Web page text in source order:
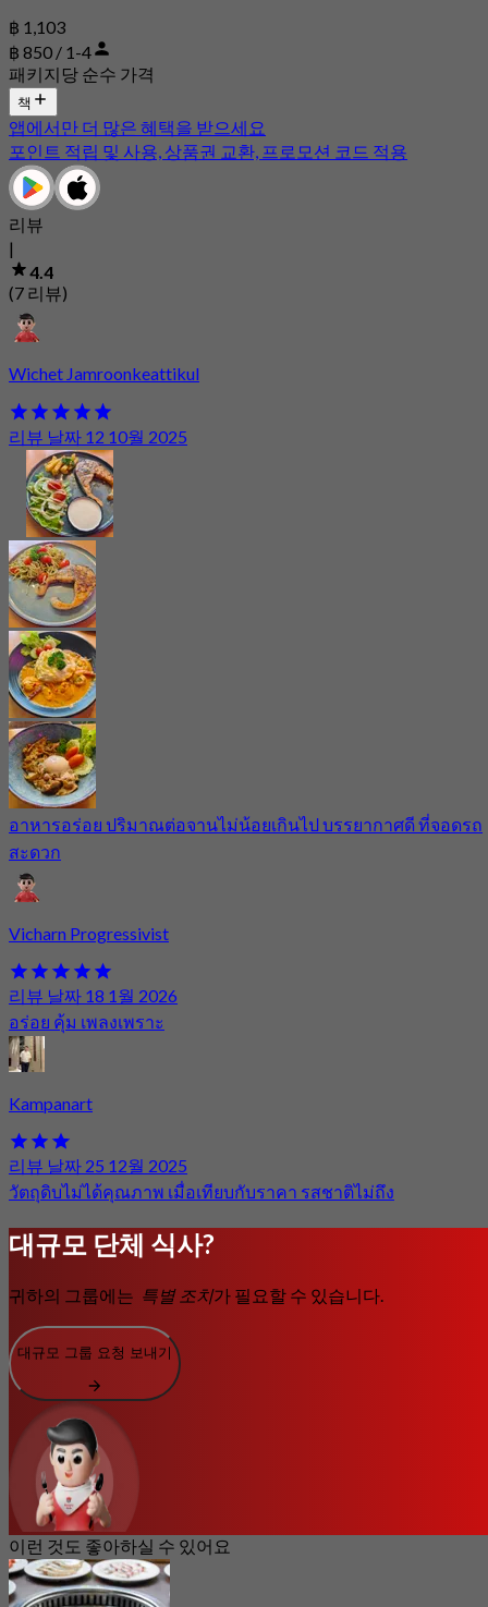
฿ 1,103
฿ 850 / 1-4
패키지당 순수 가격
책
앱에서만 더 많은 혜택을 받으세요
포인트 적립 및 사용, 상품권 교환, 프로모션 코드 적용
리뷰
|
4.4
(7 리뷰)
Wichet Jamroonkeattikul
리뷰 날짜 12 10월 2025
อาหารอร่อย ปริมาณต่อจานไม่น้อยเกินไป บรรยากาศดี ที่จอดรถ
สะดวก
Vicharn Progressivist
리뷰 날짜 18 1월 2026
อร่อย คุ้ม เพลงเพราะ
Kampanart
리뷰 날짜 25 12월 2025
วัตถุดิบไม่ได้คุณภาพ เมื่อเทียบกับราคา รสชาติไม่ถึง
대규모 단체 식사?
귀하의 그룹에는 특별 조치가 필요할 수 있습니다.
대규모 그룹 요청 보내기
이런 것도 좋아하실 수 있어요